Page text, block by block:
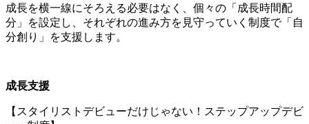
成長を横一線にそろえる必要はなく、個々の「成長時間配
分」を設定し、それぞれの進み方を見守っていく制度で「自
分創り」を支援します。
成長支援
【スタイリストデビューだけじゃない！ステップアップデビ